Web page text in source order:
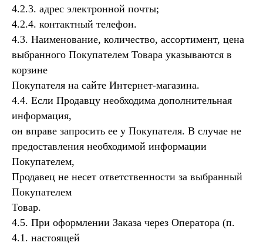
4.2.3. адрес электронной почты;
4.2.4. контактный телефон.
4.3. Наименование, количество, ассортимент, цена
выбранного Покупателем Товара указываются в
корзине
Покупателя на сайте Интернет-магазина.
4.4. Если Продавцу необходима дополнительная
информация,
он вправе запросить ее у Покупателя. В случае не
предоставления необходимой информации
Покупателем,
Продавец не несет ответственности за выбранный
Покупателем
Товар.
4.5. При оформлении Заказа через Оператора (п.
4.1. настоящей